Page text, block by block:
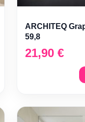
ARCHITEQ
59,8
21,90 €